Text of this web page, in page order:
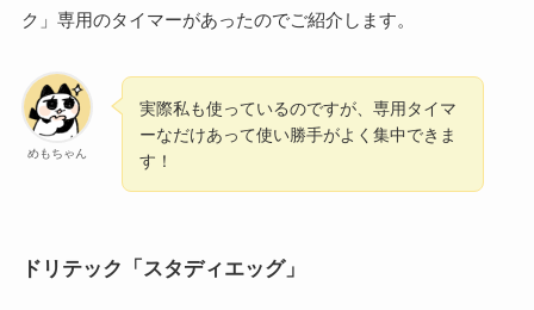
ク」専用のタイマーがあったのでご紹介します。
めもちゃん
実際私も使っているのですが、専用タイマ
ーなだけあって使い勝手がよく集中できま
す！
ドリテック「スタディエッグ」